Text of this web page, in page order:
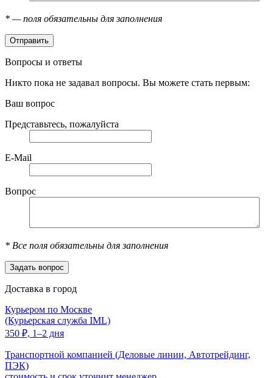
* — поля обязательны для заполнения
Вопросы и ответы
Никто пока не задавал вопросы. Вы можете стать первым:
Ваш вопрос
Представьтесь, пожалуйста
E-Mail
Вопрос
* Все поля обязательны для заполнения
Доставка в город
Курьером по Москве
(Курьерская служба IML)
350 ₽, 1–2 дня
Транспортной компанией (Деловые линии, Автотрейдинг,
ПЭК)